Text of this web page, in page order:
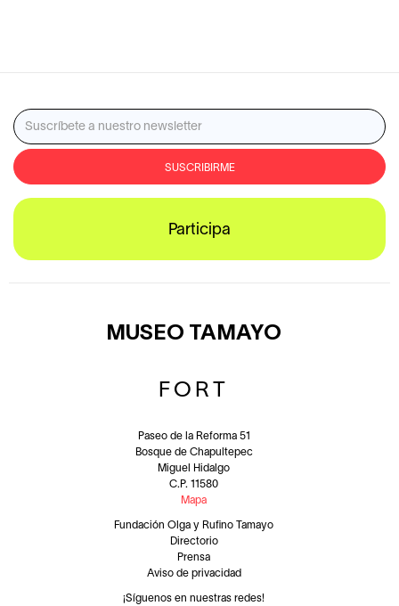
Participa
MUSEO TAMAYO
FORT
Paseo de la Reforma 51
Bosque de Chapultepec
Miguel Hidalgo
C.P. 11580
Mapa
Fundación Olga y Rufino Tamayo
Directorio
Prensa
Aviso de privacidad
¡Síguenos en nuestras redes!